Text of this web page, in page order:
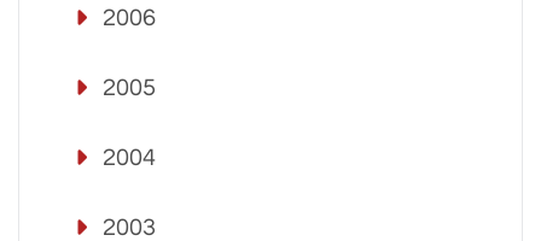
2006
2005
2004
2003